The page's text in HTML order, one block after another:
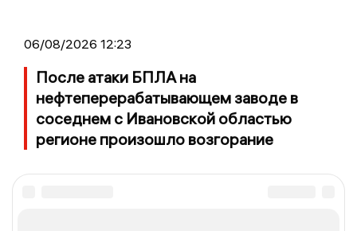
06/08/2026 12:23
После атаки БПЛА на
нефтеперерабатывающем заводе в
соседнем с Ивановской областью
регионе произошло возгорание